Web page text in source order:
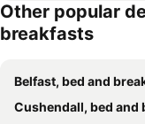
Other popular
breakfasts
Belfast, bed and
Cushendall, bed and